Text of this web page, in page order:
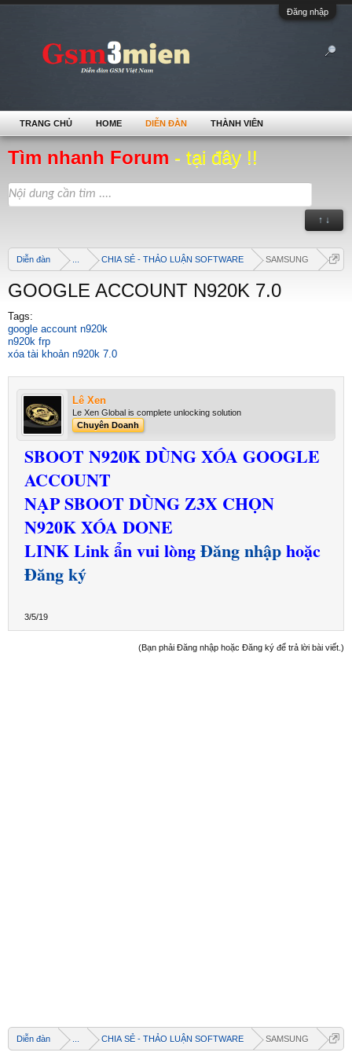
Đăng nhập
Tìm nhanh Forum - tại đây !!
↑ ↓
Diễn đàn CHIA SẺ - THẢO LUẬN SOFTWARE SAMSUNG
GOOGLE ACCOUNT N920K 7.0
Tags:
google account n920k
n920k frp
xóa tài khoản n920k 7.0
Lê Xen
Le Xen Global is complete unlocking solution
Chuyên Doanh
SBOOT N920K DÙNG XÓA GOOGLE
ACCOUNT
NẠP SBOOT DÙNG Z3X CHỌN
N920K XÓA DONE
LINKLink ẩn vui lòngĐăng nhậphoặc
Đăng ký
3/5/19
(Bạn phải Đăng nhập hoặc Đăng ký để trả lời bài viết.)
Diễn đàn CHIA SẺ - THẢO LUẬN SOFTWARE SAMSUNG
TRANG CHỦ HOME DIỄN ĐÀN THÀNH VIÊN